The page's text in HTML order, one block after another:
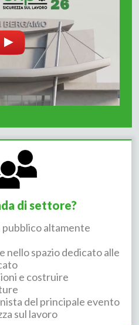
di settore?
altamente
nello spazio dedicato alle
e costruire
del principale evento
sul lavoro